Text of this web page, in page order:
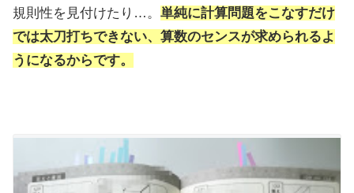
規則性を見付けたり…。 単純に計算問題をこなすだけ
では太刀打ちできない、算数のセンスが求められるよ
うになるからです。